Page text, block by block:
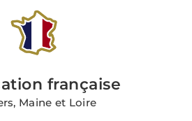
française
Maine et Loire